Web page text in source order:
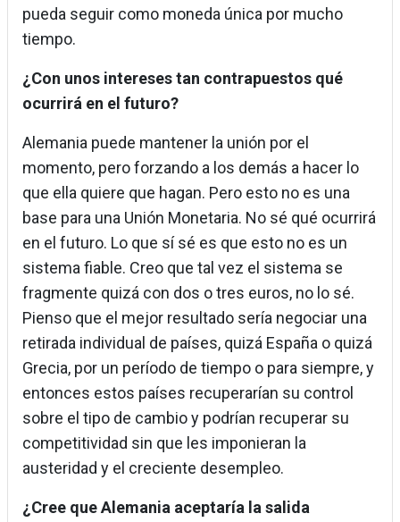
pueda seguir como moneda única por mucho
tiempo.
¿Con unos intereses tan contrapuestos qué
ocurrirá en el futuro?
Alemania puede mantener la unión por el
momento, pero forzando a los demás a hacer lo
que ella quiere que hagan. Pero esto no es una
base para una Unión Monetaria. No sé qué ocurrirá
en el futuro. Lo que sí sé es que esto no es un
sistema fiable. Creo que tal vez el sistema se
fragmente quizá con dos o tres euros, no lo sé.
Pienso que el mejor resultado sería negociar una
retirada individual de países, quizá España o quizá
Grecia, por un período de tiempo o para siempre, y
entonces estos países recuperarían su control
sobre el tipo de cambio y podrían recuperar su
competitividad sin que les imponieran la
austeridad y el creciente desempleo.
¿Cree que Alemania aceptaría la salida